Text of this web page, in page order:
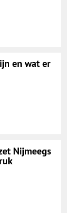
en wat er
Nijmeegs